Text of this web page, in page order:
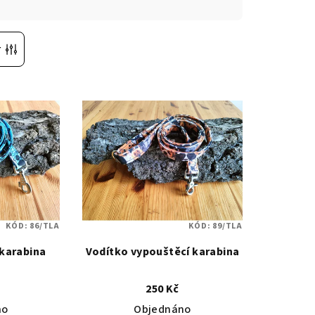
KÓD: 86/TLA
Vodítko vypouštěcí karabina
250 Kč
Objednáno
KÓD: 89/TLA